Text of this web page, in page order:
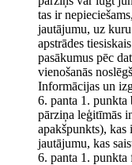
tas ir
jautājumu, uz
apstrādes
pasākumus pēc
vienošanās
Informācijas un
6. panta 1. punkta
pārziņa leģitīmās
apakšpunkts), kas
jautājumu, kas
6. panta 1. punkta